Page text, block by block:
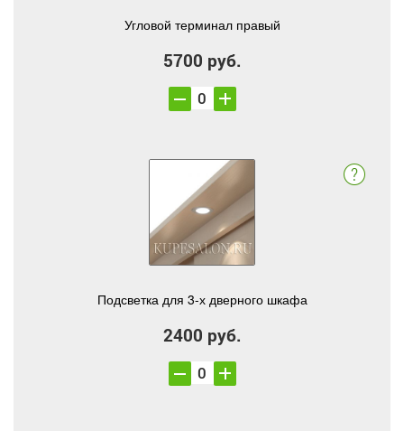
Угловой терминал правый
5700 руб.
Подсветка для 3-х дверного шкафа
2400 руб.